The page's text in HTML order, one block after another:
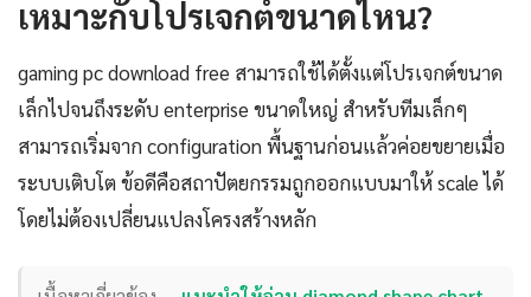
เหมาะกับโปรเจกต์ขนาดไหน?
gaming pc download free สามารถใช้ได้ตั้งแต่โปรเจกต์ขนาด
เล็กไปจนถึงระดับ enterprise ขนาดใหญ่ สำหรับทีมเล็กๆ
สามารถเริ่มจาก configuration พื้นฐานก่อนแล้วค่อยขยายเมื่อ
ระบบเติบโต ข้อดีคือสถาปัตยกรรมถูกออกแบบมาให้ scale ได้
โดยไม่ต้องเปลี่ยนแปลงโครงสร้างหลัก